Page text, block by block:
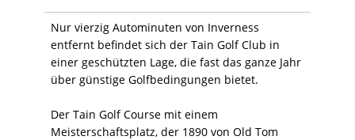
Nur vierzig Autominuten von Inverness
entfernt befindet sich der Tain Golf Club in
einer geschützten Lage, die fast das ganze Jahr
über günstige Golfbedingungen bietet.
Der Tain Golf Course mit einem
Meisterschaftsplatz, der 1890 von Old Tom